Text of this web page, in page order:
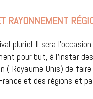
RAYONNEMENT
pluriel. Il sera
pour but, à l’instar
( Royaume-Unis) de
et des régions et
Disclosure
de